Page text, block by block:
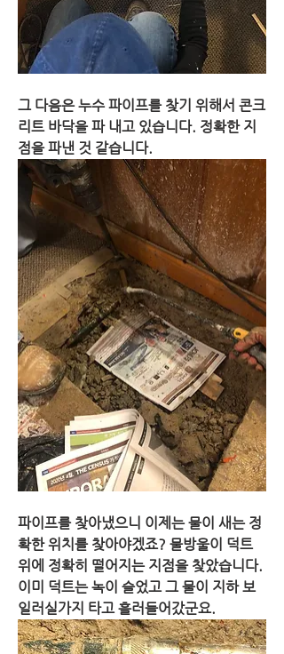
그 다음은 누수 파이프를 찾기 위해서 콘크
리트 바닥을 파 내고 있습니다. 정확한 지
점을 파낸 것 같습니다.
파이프를 찾아냈으니 이제는 물이 새는 정
확한 위치를 찾아야겠죠? 물방울이 덕트
위에 정확히 떨어지는 지점을 찾았습니다.
이미 덕트는 녹이 슬었고 그 물이 지하 보
일러실가지 타고 흘러들어갔군요.